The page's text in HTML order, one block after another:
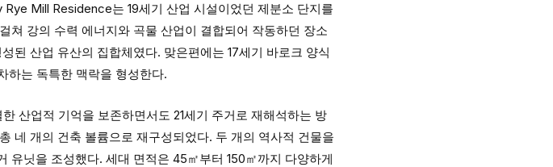
Mill Residence는 19세기 산업 시설이었던 제분소 단지를
쳐 강의 수력 에너지와 곡물 산업이 결합되어 작동하던 장소
된 산업 유산의 집합체였다. 맞은편에는 17세기 바로크 양식
하는 독특한 맥락을 형성한다.
산업적 기억을 보존하면서도 21세기 주거로 재해석하는 방
네 개의 건축 볼륨으로 재구성되었다. 두 개의 역사적 건물을
유닛을 조성했다. 세대 면적은 45㎡부터 150㎡까지 다양하게